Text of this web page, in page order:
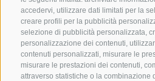
accedervi, utilizzare dati limitati per la
creare profili per la pubblicità
selezione di pubblicità personalizzata,
personalizzazione dei contenuti,
contenuti personalizzati, misurare le
misurare le prestazioni dei contenuti,
attraverso statistiche o la combinazione
+39 0472 765325/+39